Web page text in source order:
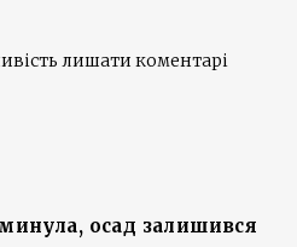
лишати коментарі
осад залишився